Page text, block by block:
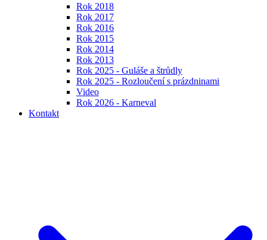
Rok 2018
Rok 2017
Rok 2016
Rok 2015
Rok 2014
Rok 2013
Rok 2025 - Guláše a štrůdly
Rok 2025 - Rozloučení s prázdninami
Video
Rok 2026 - Karneval
Kontakt